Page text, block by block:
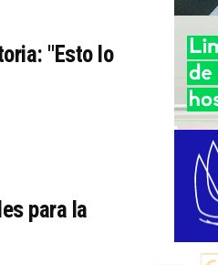
"Esto lo
para la